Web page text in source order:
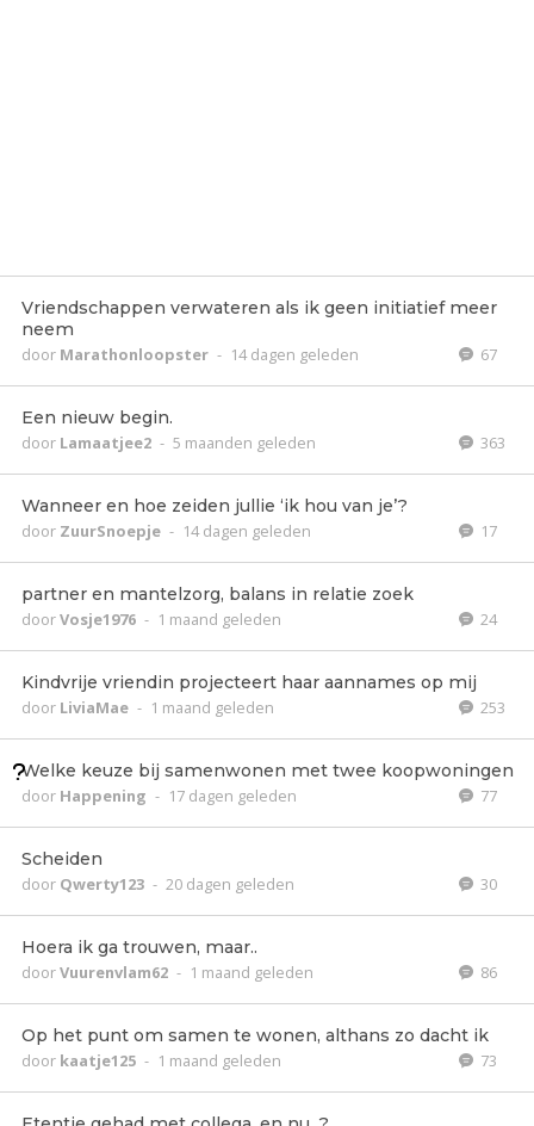
Vriendschappen verwateren als ik geen initiatief meer
neem
door Marathonloopster - 14 dagen geleden 67
Een nieuw begin.
door Lamaatjee2 - 5 maanden geleden 363
Wanneer en hoe zeiden jullie ‘ik hou van je’?
door ZuurSnoepje - 14 dagen geleden 17
partner en mantelzorg, balans in relatie zoek
doorVosje1976 - 1 maand geleden 24
Kindvrije vriendin projecteert haar aannames op mij
door LiviaMae - 1 maand geleden 253
Welke keuze bij samenwonen met twee koopwoningen
door Happening - 17 dagen geleden 77
Scheiden
door Qwerty123 - 20 dagen geleden 30
Hoera ik ga trouwen, maar..
doorVuurenvlam62 - 1 maand geleden 86
Op het punt om samen te wonen, althans zo dacht ik
door kaatje125 - 1 maand geleden 73